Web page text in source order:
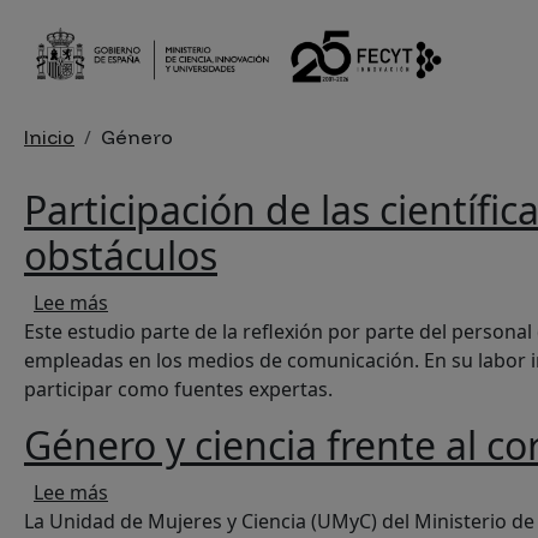
Sobrescribir enlaces de
Inicio Género
Participación de las
obstáculos
Lee más
Este estudio parte de la reflexión por parte del personal
empleadas en los medios de comunicación. En su
participar como fuentes expertas.
Género y ciencia frente al
Lee más
La Unidad de Mujeres y Ciencia (UMyC) del Ministerio